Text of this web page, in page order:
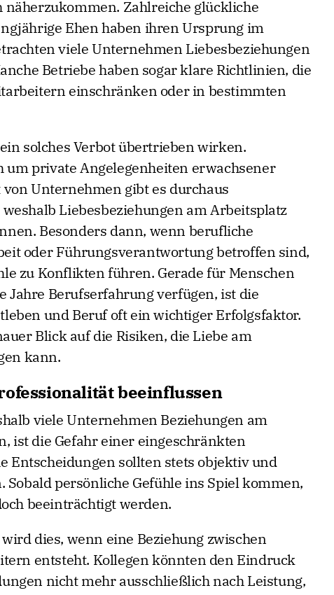
näherzukommen. Zahlreiche glückliche
Ehen haben ihren Ursprung im
viele Unternehmen Liebesbeziehungen
Betriebe haben sogar klare Richtlinien, die
einschränken oder in bestimmten
solches Verbot übertrieben wirken.
um private Angelegenheiten erwachsener
von Unternehmen gibt es durchaus
Liebesbeziehungen am Arbeitsplatz
Besonders dann, wenn berufliche
oder Führungsverantwortung betroffen sind,
zu Konflikten führen. Gerade für Menschen
Jahre Berufserfahrung verfügen, ist die
und Beruf oft ein wichtiger Erfolgsfaktor.
Blick auf die Risiken, die Liebe am
kann.
beeinflussen
viele Unternehmen Beziehungen am
ist die Gefahr einer eingeschränkten
Entscheidungen sollten stets objektiv und
Sobald persönliche Gefühle ins Spiel kommen,
beeinträchtigt werden.
dies, wenn eine Beziehung zwischen
entsteht. Kollegen könnten den Eindruck
nicht mehr ausschließlich nach Leistung,